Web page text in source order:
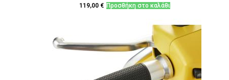
119,00 € Προσθήκη στο καλάθι